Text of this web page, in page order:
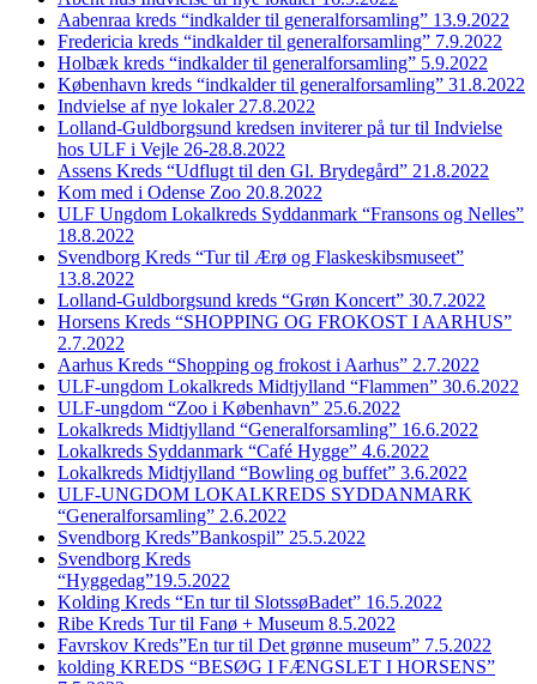
Aabenraa kreds “indkalder til generalforsamling” 13.9.2022
Fredericia kreds “indkalder til generalforsamling” 7.9.2022
Holbæk kreds “indkalder til generalforsamling” 5.9.2022
København kreds “indkalder til generalforsamling” 31.8.2022
Indvielse af nye lokaler 27.8.2022
Lolland-Guldborgsund kredsen inviterer på tur til Indvielse
hos ULF i Vejle 26-28.8.2022
Assens Kreds “Udflugt til den Gl. Brydegård” 21.8.2022
Kom med i Odense Zoo 20.8.2022
ULF Ungdom Lokalkreds Syddanmark “Fransons og Nelles”
18.8.2022
Svendborg Kreds “Tur til Ærø og Flaskeskibsmuseet”
13.8.2022
Lolland-Guldborgsund kreds “Grøn Koncert” 30.7.2022
Horsens Kreds “SHOPPING OG FROKOST I AARHUS”
2.7.2022
Aarhus Kreds “Shopping og frokost i Aarhus” 2.7.2022
ULF-ungdom Lokalkreds Midtjylland “Flammen” 30.6.2022
ULF-ungdom “Zoo i København” 25.6.2022
Lokalkreds Midtjylland “Generalforsamling” 16.6.2022
Lokalkreds Syddanmark “Café Hygge” 4.6.2022
Lokalkreds Midtjylland “Bowling og buffet” 3.6.2022
ULF-UNGDOM LOKALKREDS SYDDANMARK
“Generalforsamling” 2.6.2022
Svendborg Kreds”Bankospil” 25.5.2022
Svendborg Kreds
“Hyggedag”19.5.2022
Kolding Kreds “En tur til SlotssøBadet” 16.5.2022
Ribe Kreds Tur til Fanø + Museum 8.5.2022
Favrskov Kreds”En tur til Det grønne museum” 7.5.2022
kolding KREDS “BESØG I FÆNGSLET I HORSENS”